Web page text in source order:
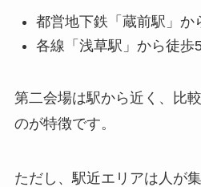
都営地下鉄「蔵前駅」か
各線「浅草駅」から徒歩
第二会場は駅から近く、比
のが特徴です。
ただし、駅近エリアは人が